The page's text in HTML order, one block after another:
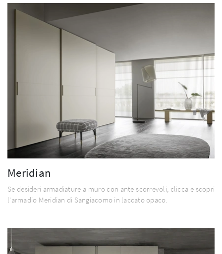
Meridian
Se desideri armadiature a muro con ante scorrevoli, clicca e scopri
l'armadio Meridian di Sangiacomo in laccato opaco.